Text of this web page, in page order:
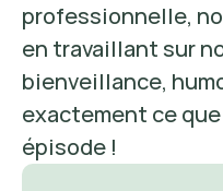
professionnelle,
en travaillant sur
bienveillance,
exactement ce
épisode !